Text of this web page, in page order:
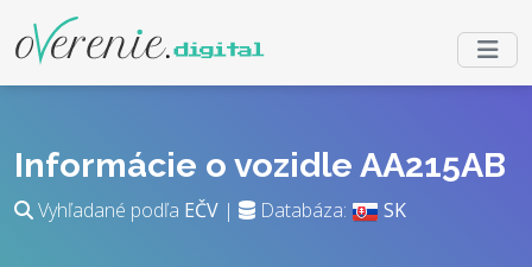
Informácie o vozidle AA215AB
Vyhľadané podľa EČV | Databáza: SK